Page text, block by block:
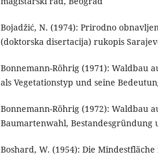
Bojadžić, N. (1974): Prirodno
(doktorska disertacija) rukopis
Bonnemann-Röhrig (1971): Waldbau
als Vegetationstyp und seine
Bonnemann-Röhrig (1972): Waldbau
Baumartenwahl, Bestandesgründung
Boshard, W. (1954): Die